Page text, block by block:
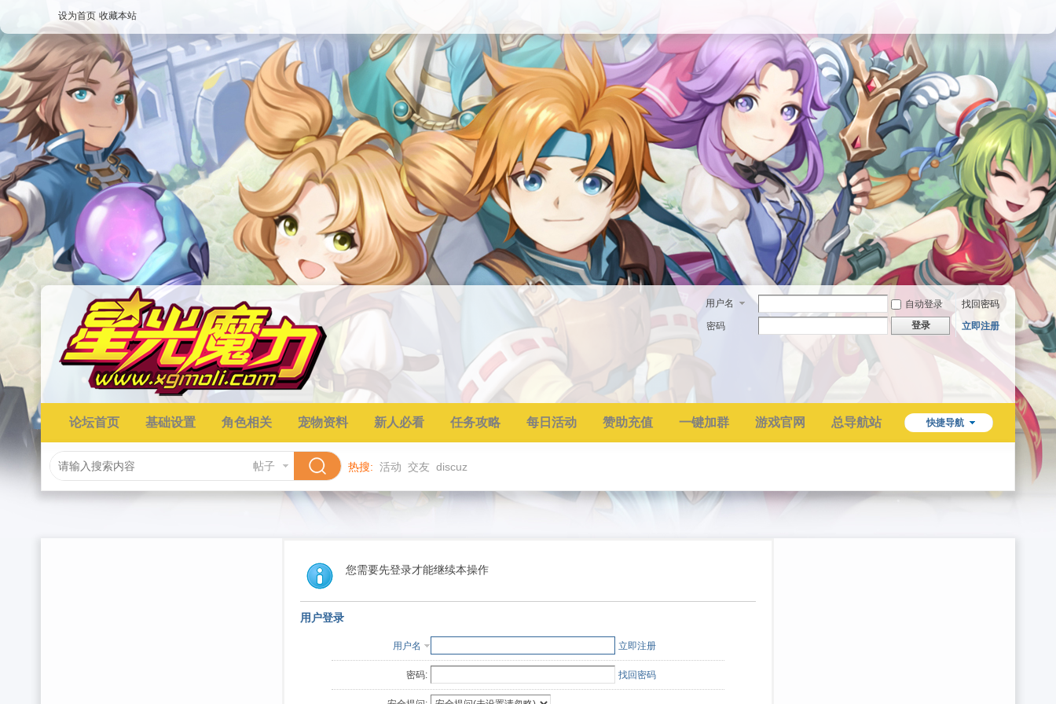
设为首页 收藏本站
用户名 自动登录
找回密码
密码
登录 立即注册
快捷导航
论坛首页 基础设置 角色相关 宠物资料 新人必看 任务攻略 每日活动 赞助充值 一键加群 游戏官网 总导航站
帖子 热搜: 活动 交友 discuz
您需要先登录才能继续本操作
用户登录
用户名 立即注册
密码: 找回密码